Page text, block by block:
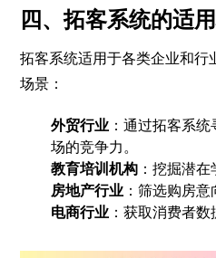
四、拓客系统的适
拓客系统适用于各类企业和行
场景：
外贸行业 ：通过拓客系
场的竞争力。
教育培训机构 ：挖掘潜
房地产行业 ：筛选购房
电商行业 ：获取消费者数